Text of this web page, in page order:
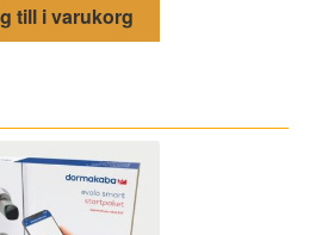
till i varukorg